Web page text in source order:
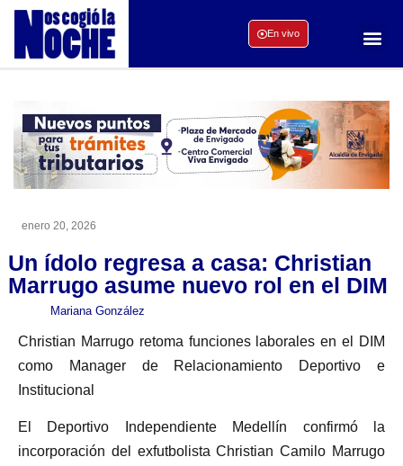
En vivo
enero 20, 2026
Un ídolo regresa a casa: Christian
Marrugo asume nuevo rol en el DIM
Mariana González
Christian Marrugo retoma funciones laborales en el DIM
como Manager de Relacionamiento Deportivo e
Institucional
El Deportivo Independiente Medellín confirmó la
incorporación del exfutbolista Christian Camilo Marrugo